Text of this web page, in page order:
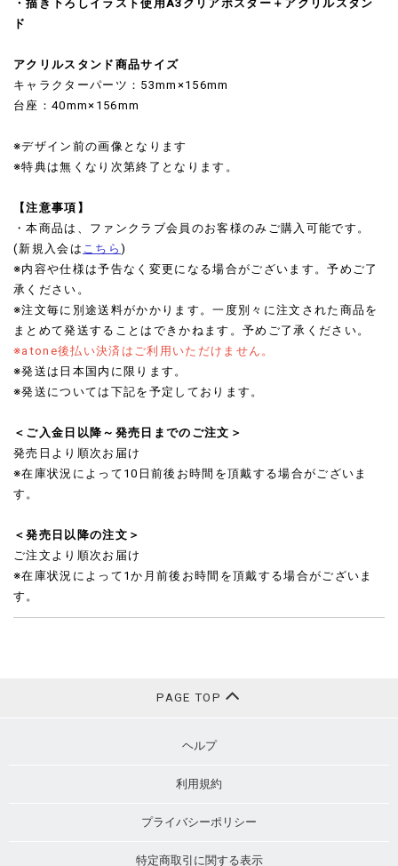
・描き下ろしイラスト使用A3クリアポスター＋アクリルスタン
ド
アクリルスタンド商品サイズ
キャラクターパーツ：53mm×156mm
台座：40mm×156mm
※デザイン前の画像となります
※特典は無くなり次第終了となります。
【注意事項】
・本商品は、ファンクラブ会員のお客様のみご購入可能です。
(新規入会は こちら )
※内容や仕様は予告なく変更になる場合がございます。予めご了
承ください。
※注文毎に別途送料がかかります。一度別々に注文された商品を
まとめて発送することはできかねます。予めご了承ください。
※atone後払い決済はご利用いただけません。
※発送は日本国内に限ります。
※発送については下記を予定しております。
＜ご入金日以降～発売日までのご注文＞
発売日より順次お届け
※在庫状況によって10日前後お時間を頂戴する場合がございま
す。
＜発売日以降の注文＞
ご注文より順次お届け
※在庫状況によって1か月前後お時間を頂戴する場合がございま
す。
PAGE TOP
ヘルプ
利用規約
プライバシーポリシー
特定商取引に関する表示